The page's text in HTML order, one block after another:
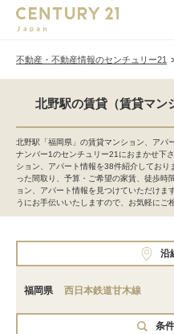
不動産・不動産情報のセンチュリー21
北野駅の賃貸（賃貸マン
北野駅「福岡県」の賃貸マンション、アパ
ナンバー1のセンチュリー21におまかせ下
ション、アパート情報を38件紹介してお
った間取り、予算・ご希望の家賃、徒歩時
ョン、アパート情報を見つけていただけま
うにお手伝いいたしますので、お気軽にご
沿
福岡県 西日本鉄道甘木線
条